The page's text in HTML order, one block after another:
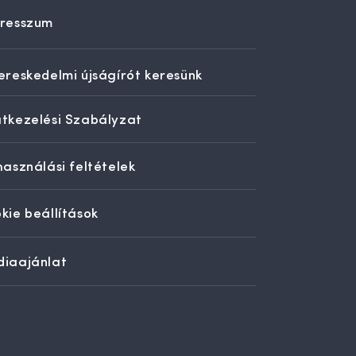
újságírót keresünk
Szabályzat
feltételek
beállítások